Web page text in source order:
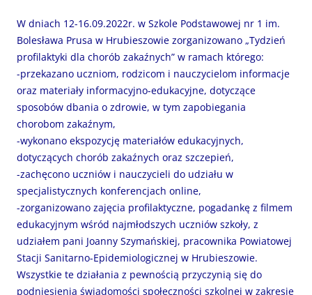
W dniach 12-16.09.2022r. w Szkole Podstawowej nr 1 im.
Bolesława Prusa w Hrubieszowie zorganizowano „Tydzień
profilaktyki dla chorób zakaźnych” w ramach którego:
-przekazano uczniom, rodzicom i nauczycielom informacje
oraz materiały informacyjno-edukacyjne, dotyczące
sposobów dbania o zdrowie, w tym zapobiegania
chorobom zakaźnym,
-wykonano ekspozycję materiałów edukacyjnych,
dotyczących chorób zakaźnych oraz szczepień,
-zachęcono uczniów i nauczycieli do udziału w
specjalistycznych konferencjach online,
-zorganizowano zajęcia profilaktyczne, pogadankę z filmem
edukacyjnym wśród najmłodszych uczniów szkoły, z
udziałem pani Joanny Szymańskiej, pracownika Powiatowej
Stacji Sanitarno-Epidemiologicznej w Hrubieszowie.
Wszystkie te działania z pewnością przyczynią się do
podniesienia świadomości społeczności szkolnej w zakresie